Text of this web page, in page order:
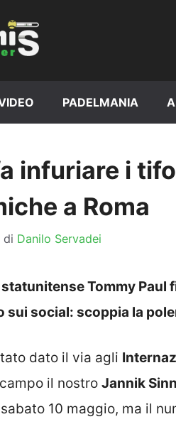
PADELMANIA
infuriare i
a Roma
di Danilo Servadei
Tommy
sui social: scoppia la
dato il via agli
il nostro Jannik
10 maggio, ma il